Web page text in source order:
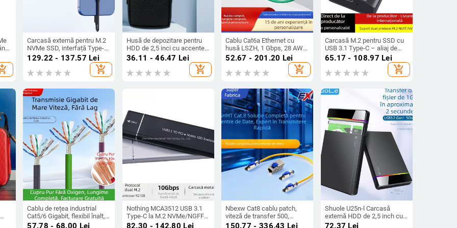
Carcasă externă pentru M.2
NVMe SSD, interfață Type-C,
aliaj de aluminiu, Hy257,
129.22 - 137.57 Lei
add_shopping_cart
Husă de depozitare pentru
HDD de 2,5 inci cu accente
din piele EVA, organizator
pentru căști și cabluri, husă
de protecție din pânză
36.11 - 46.47 Lei
add_shopping_cart
Cablu Cat6a Ethernet cu
husă LSZH, 1 Gbps, 28 AWG
cupru fără oxigen, -40°C
52.67 - 201.20 Lei
add_shopping_cart
Carcasă M.2 pentru SSD cu
USB 3.1 Type-C – aliaj de
aluminiu, protocol dual
NGFF/MVMe, până la 8TB,
model TNP07
65.17 - 108.97 Lei
add_shopping_cart
Cablu de rețea industrial
Cat5/6 Gigabit, flexibil înalt,
pentru drag-chain, 8
57.78 - 68.00 Lei
Nothing MCA3512 USB 3.1
Type-C la M.2 NVMe/NGFF
Carcasă externă SSD Gen2,
82.30 - 142.80 Lei
Nbexw Cat8 cablu patch,
viteză de transfer 500,
temperatură de lucru -25°C,
150.77 - 336.43 Lei
Shuole U25n-l Carcasă
externă HDD de 2,5 inch cu
Type-C, montaj fără unelte,
72.37 Lei